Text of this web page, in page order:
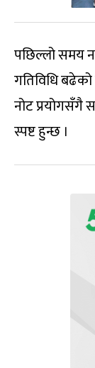
पछिल्लो समय
गतिविधि
नोट प्रयोगसँगै
स्पष्ट हुन्छ ।